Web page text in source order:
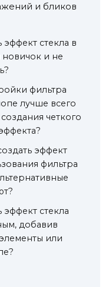
и бликов
эффект стекла в
и не
фильтра
лучше всего
четкого
эффект
фильтра
эффект стекла
добавив
или